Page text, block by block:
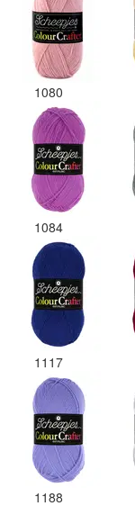
1080
1084
1117
1188